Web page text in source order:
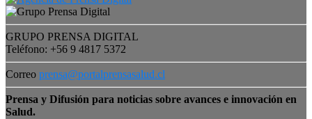
GRUPO PRENSA DIGITAL
Teléfono: +56 9 4817 5372
Correo prensa@portalprensasalud.cl
Prensa y Difusión para noticias sobre avances e innovación en
Salud.